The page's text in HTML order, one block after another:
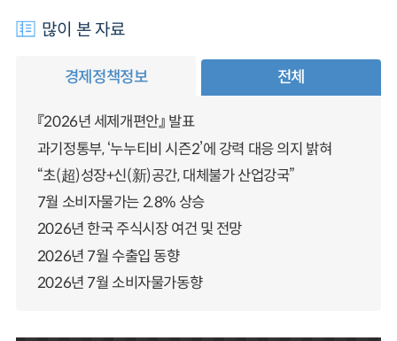
많이 본 자료
경제정책정보 전체
『2026년 세제개편안』 발표
과기정통부, ‘누누티비 시즌2’에 강력 대응 의지 밝혀
“초(超)성장+신(新)공간, 대체불가 산업강국”
7월 소비자물가는 2.8% 상승
2026년 한국 주식시장 여건 및 전망
2026년 7월 수출입 동향
2026년 7월 소비자물가동향